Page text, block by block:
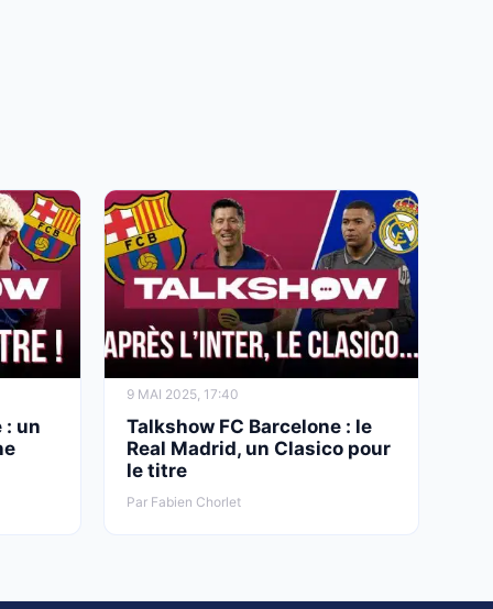
: un
9 MAI 2025, 17:40
Talkshow FC Barcelone : le
Real Madrid, un Clasico pour
le titre
Par Fabien Chorlet